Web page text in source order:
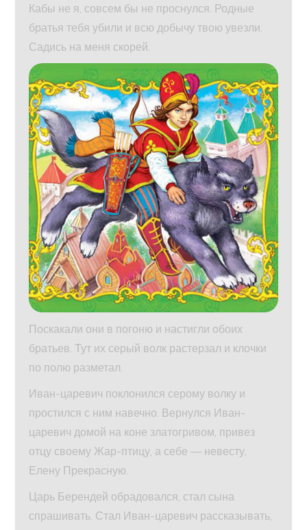
Кабы не я, совсем бы не проснулся. Родные
братья тебя убили и всю добычу твою увезли.
Садись на меня скорей.
Поскакали они в погоню и настигли обоих
братьев. Тут их серый волк растерзал и клочки
по полю разметал.
Иван-царевич поклонился серому волку и
простился с ним навечно. Вернулся Иван-
царевич домой на коне златогривом, привез
отцу своему Жар-птицу, а себе — невесту,
Елену Прекрасную.
Царь Берендей обрадовался, стал сына
спрашивать. Стал Иван-царевич рассказывать,